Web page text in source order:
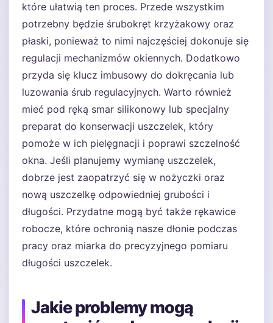
które ułatwią ten proces. Przede wszystkim
potrzebny będzie śrubokręt krzyżakowy oraz
płaski, ponieważ to nimi najczęściej dokonuje się
regulacji mechanizmów okiennych. Dodatkowo
przyda się klucz imbusowy do dokręcania lub
luzowania śrub regulacyjnych. Warto również
mieć pod ręką smar silikonowy lub specjalny
preparat do konserwacji uszczelek, który
pomoże w ich pielęgnacji i poprawi szczelność
okna. Jeśli planujemy wymianę uszczelek,
dobrze jest zaopatrzyć się w nożyczki oraz
nową uszczelkę odpowiedniej grubości i
długości. Przydatne mogą być także rękawice
robocze, które ochronią nasze dłonie podczas
pracy oraz miarka do precyzyjnego pomiaru
długości uszczelek.
Jakie problemy mogą